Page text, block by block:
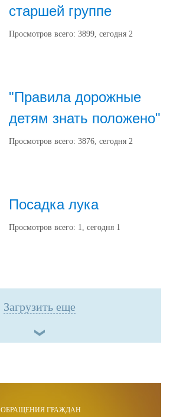
старшей группе
Просмотров всего: 3899, сегодня 2
"Правила дорожные
детям знать положено"
Просмотров всего: 3876, сегодня 2
Посадка лука
Просмотров всего: 1, сегодня 1
Загрузить еще
ОБРАЩЕНИЯ ГРАЖДАН